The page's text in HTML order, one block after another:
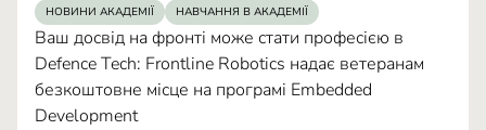
НОВИНИ АКАДЕМІЇ НАВЧАННЯ В АКАДЕМІЇ
Ваш досвід на фронті може стати професією в
Defence Tech: Frontline Robotics надає ветеранам
безкоштовне місце на програмі Embedded
Development